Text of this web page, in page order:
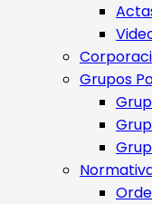
Grupos